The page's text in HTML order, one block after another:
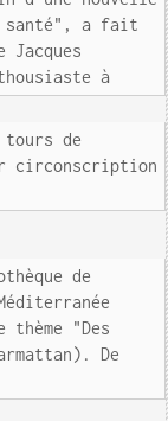
santé", a fait
à
de
circonscription
de
thème "Des
De